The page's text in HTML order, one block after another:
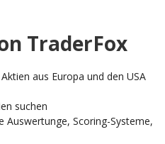
TraderFox
aus Europa und den USA
suchen
Auswertunge, Scoring-Systeme,